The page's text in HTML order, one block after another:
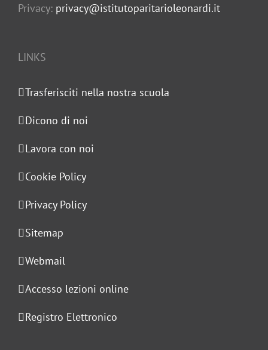
Privacy: privacy@istitutoparitarioleonardi.it
LINKS
Trasferisciti nella nostra scuola
Dicono di noi
Lavora con noi
Cookie Policy
Privacy Policy
Sitemap
Webmail
Accesso lezioni online
Registro Elettronico